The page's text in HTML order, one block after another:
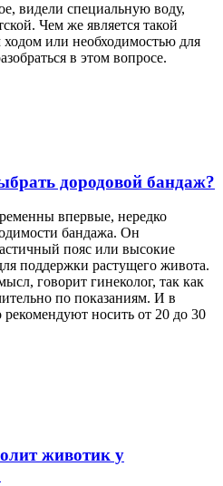
видели специальную воду,
Чем же является такой
или необходимостью для
в этом вопросе.
дородовой бандаж?
впервые, нередко
бандажа. Он
пояс или высокие
поддержки растущего живота.
говорит гинеколог, так как
по показаниям. И в
рекомендуют носить от 20 до 30
животик у